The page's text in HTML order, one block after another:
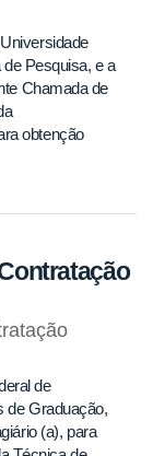
de Pesquisa, e a
Chamada de
obtenção
de
de Graduação,
(a), para